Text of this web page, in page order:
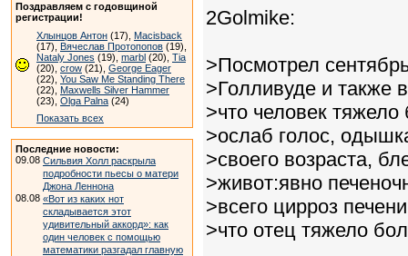
Поздравляем с годовщиной
регистрации!
Хлынцов Антон (17), Macisback
(17), Вячеслав Протопопов (19),
Nataly Jones (19), marbl (20), Tia
(20), crow (21), George Eager
(22), You Saw Me Standing There
(22), Maxwells Silver Hammer
(23), Olga Palna (24)
Показать всех
Последние новости:
09.08 Сильвия Холл раскрыла
подробности пьесы о матери
Джона Леннона
08.08 «Вот из каких нот
складывается этот
удивительный аккорд»: как
один человек с помощью
математики разгадал главную
2Golmike:
>Посмотрел
>Голливуде и также
>что человек
>ослаб голос,
>своего возраста,
>живот:явно
>всего цирроз
>что отец тяжело